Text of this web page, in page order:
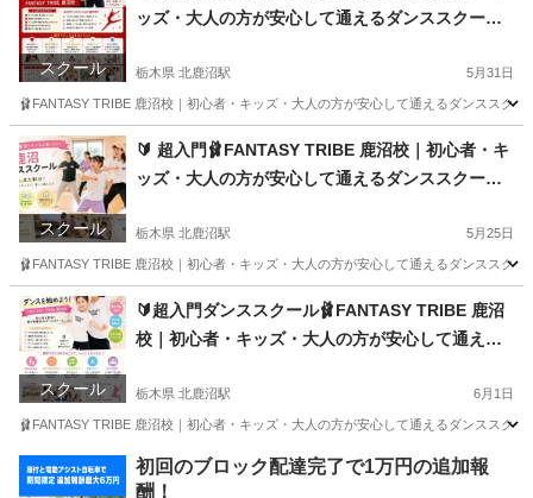
スクール
ッズ・大人の方が安心して通えるダンススクール
栃木県 北鹿沼駅 5月31日
🩰FANTASY TRIBE 鹿沼校｜初心者・キッズ・大人の方が安心して通えるダンススク
栃木 鹿沼市 北鹿沼駅 初心者
スクール
🔰 超入門🩰FANTASY TRIBE 鹿沼校｜初心者・キ
ッズ・大人の方が安心して通えるダンススクール
栃木県 北鹿沼駅 5月25日
🩰FANTASY TRIBE 鹿沼校｜初心者・キッズ・大人の方が安心して通えるダンススク
栃木 鹿沼市 北鹿沼駅 ジャズダンス
スクール
🔰超入門ダンススクール🩰FANTASY TRIBE 鹿沼
校｜初心者・キッズ・大人の方が安心して通える
栃木県 北鹿沼駅 6月1日
🩰FANTASY TRIBE 鹿沼校｜初心者・キッズ・大人の方が安心して通えるダンススク
北鹿沼駅 ジャズダンス 初心者
初回のブロック配達完了で1万円の追加報
酬！